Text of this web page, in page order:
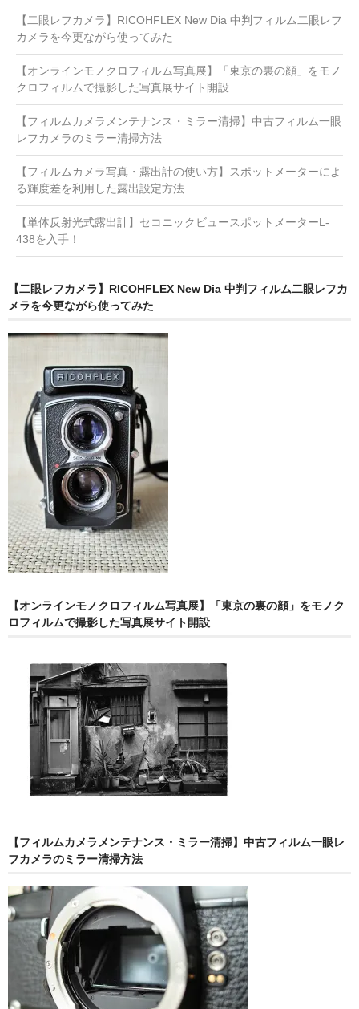
【二眼レフカメラ】RICOHFLEX New Dia 中判フィルム二眼レフ
カメラを今更ながら使ってみた
【オンラインモノクロフィルム写真展】「東京の裏の顔」をモノ
クロフィルムで撮影した写真展サイト開設
【フィルムカメラメンテナンス・ミラー清掃】中古フィルム一眼
レフカメラのミラー清掃方法
【フィルムカメラ写真・露出計の使い方】スポットメーターによ
る輝度差を利用した露出設定方法
【単体反射光式露出計】セコニックビュースポットメーターL-
438を入手！
【二眼レフカメラ】RICOHFLEX New Dia 中判フィルム二眼レフカ
メラを今更ながら使ってみた
【オンラインモノクロフィルム写真展】「東京の裏の顔」をモノク
ロフィルムで撮影した写真展サイト開設
【フィルムカメラメンテナンス・ミラー清掃】中古フィルム一眼レ
フカメラのミラー清掃方法